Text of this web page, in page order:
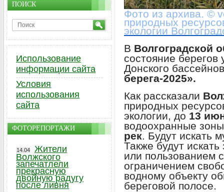
Фото из архива. ©
природных
экологии
В Волгоградской
состояние
Донского
берега-2025».
Как рассказали
природных
экологии, до 13
водоохранные
рек. Будут искать
Также будут
или пользованием
ограничением
водному объекту
береговой полосе.
ПОИСК
Использование
информации сайта
Условия
использования
сайта
ФОТОРЕПОРТАЖИ
14.04
Жители
Волжского
запечатлели
прекрасную
двойную радугу
после ливня